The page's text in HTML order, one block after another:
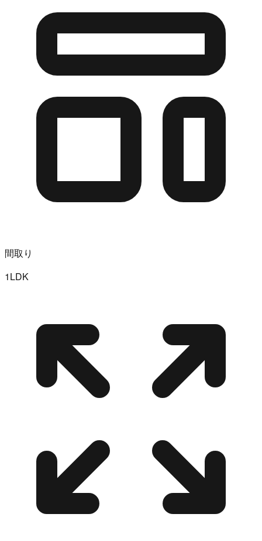
間取り
1LDK